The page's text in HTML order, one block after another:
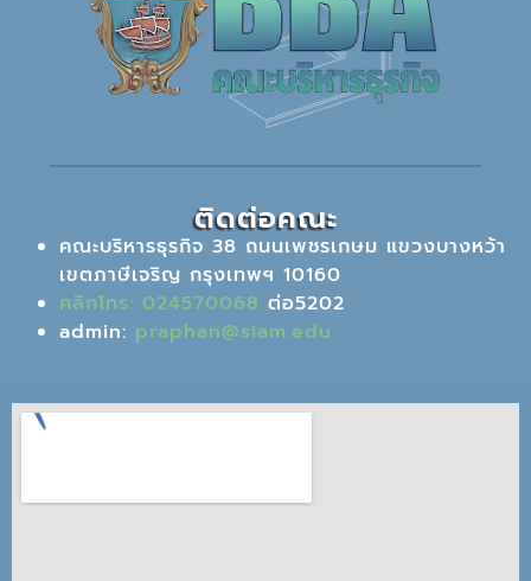
ติดต่อคณะ
คณะบริหารธุรกิจ 38 ถนนเพชรเกษม แขวงบางหว้า
เขตภาษีเจริญ กรุงเทพฯ 10160
คลิกโทร: 024570068 ต่อ5202
admin: praphan@siam.edu